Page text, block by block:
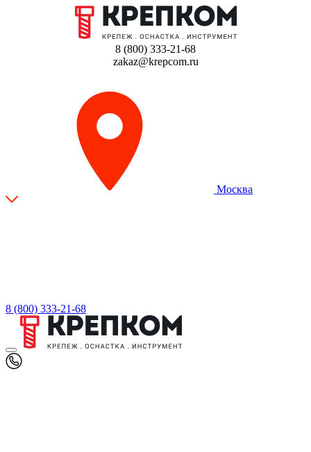
8 (800) 333-21-68
zakaz@krepcom.ru
Москва
8 (800) 333-21-68